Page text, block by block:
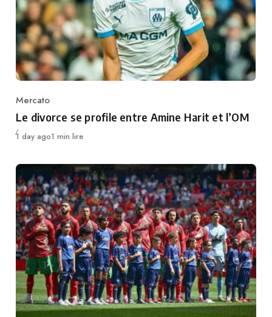
Category
Mercato
Le divorce se profile entre Amine Harit et l’OM
Publié
1 day ago1 min lire